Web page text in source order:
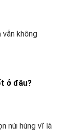
vẫn không
ở đâu?
núi hùng vĩ là